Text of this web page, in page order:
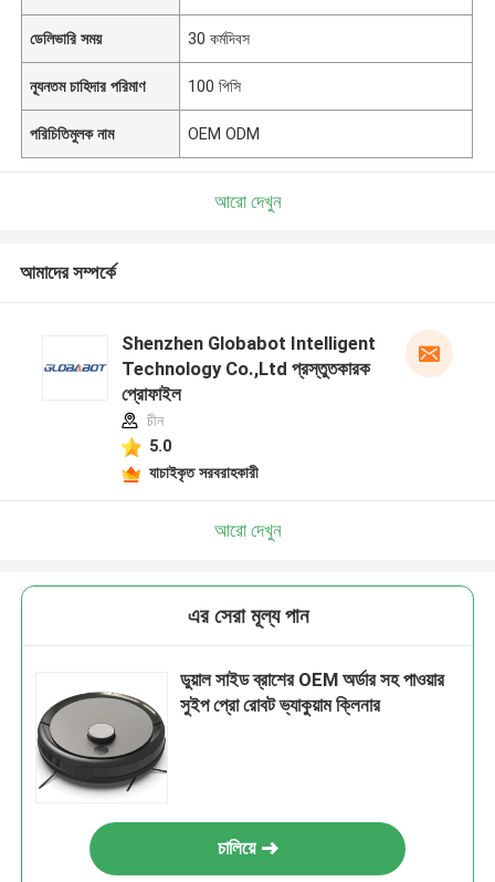
ডেলিভারি সময় 30 কর্মদিবস
ন্যূনতম চাহিদার পরিমাণ 100 পিসি
পরিচিতিমুলক নাম OEM ODM
আরো দেখুন
আমাদের সম্পর্কে
Shenzhen Globabot Intelligent
Technology Co.,Ltd প্রস্তুতকারক
প্রোফাইল
চীন
5.0
যাচাইকৃত সরবরাহকারী
আরো দেখুন
এর সেরা মূল্য পান
ডুয়াল সাইড ব্রাশের OEM অর্ডার সহ পাওয়ার
সুইপ প্রো রোবট ভ্যাকুয়াম ক্লিনার
চালিয়ে